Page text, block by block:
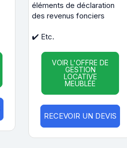
éléments de déclaration
des revenus fonciers
✔️ Etc.
VOIR L'OFFRE DE
GESTION
LOCATIVE
MEUBLÉE
RECEVOIR UN DEVIS